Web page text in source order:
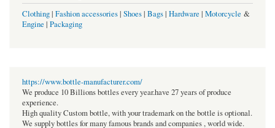
Clothing| Fashion accessories| Shoes| Bags| Hardware | Motorcycle &
Engine | Packaging
https://www.bottle-manufacturer.com/
We produce 10 Billions bottles every year.have 27 years of produce
experience.
High quality Custom bottle, with your trademark on the bottle is optional.
We supply bottles for many famous brands and companies , world wide.